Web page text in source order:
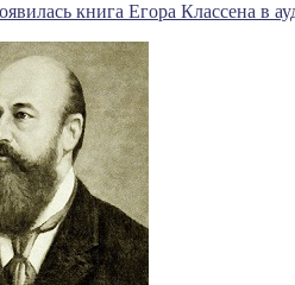
книга Егора Классена в